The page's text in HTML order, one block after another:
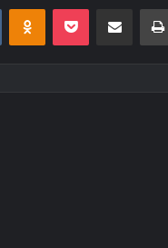
VKontakteOdnoklassniki
Pocket E-Posta ile paylaş